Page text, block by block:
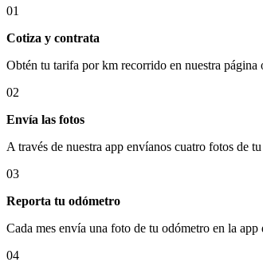
01
Cotiza y contrata
Obtén tu tarifa por km recorrido en nuestra página
02
Envía las fotos
A través de nuestra app envíanos cuatro fotos de
03
Reporta tu odómetro
Cada mes envía una foto de tu odómetro en la app
04